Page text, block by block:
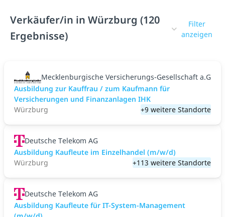
Verkäufer/in in Würzburg (120
Ergebnisse)
Filter
anzeigen
Mecklenburgische Versicherungs-Gesellschaft a.G
Ausbildung zur Kauffrau / zum Kaufmann für
Versicherungen und Finanzanlagen IHK
Würzburg
+9 weitere Standorte
Deutsche Telekom AG
Ausbildung Kaufleute im Einzelhandel (m/w/d)
Würzburg
+113 weitere Standorte
Deutsche Telekom AG
Ausbildung Kaufleute für IT-System-Management